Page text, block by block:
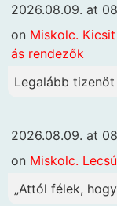
2026.08.09. at
on Miskolc.
ás rendezők
Legalább
2026.08.09. at
on Miskolc.
„Attól félek,